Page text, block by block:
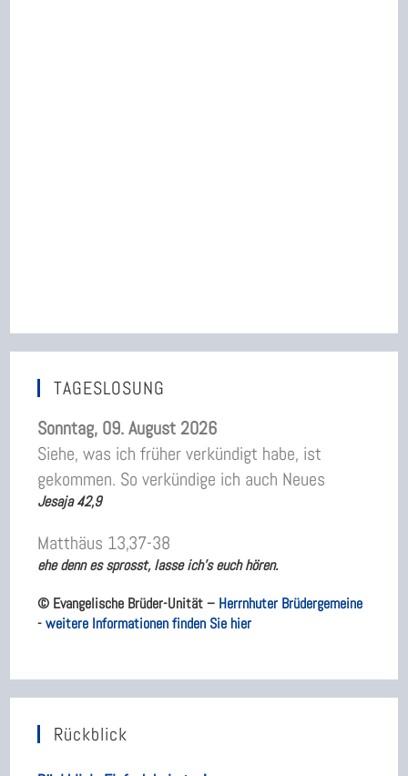
TAGESLOSUNG
Sonntag, 09. August 2026
Siehe, was ich früher verkündigt habe, ist
gekommen. So verkündige ich auch Neues
Jesaja 42,9
Matthäus 13,37-38
ehe denn es sprosst, lasse ich’s euch hören.
© Evangelische Brüder-Unität – Herrnhuter Brüdergemeine
-weitere Informationen finden Sie hier
Rückblick